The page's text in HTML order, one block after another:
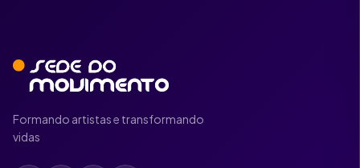
Formando artistas e transformando
vidas